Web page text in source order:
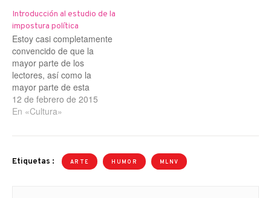
jocoserio. ¿Se han
preguntado ustedes alguna
vez por qué se…
Introducción al estudio de la
impostura política
Estoy casi completamente
convencido de que la
mayor parte de los
lectores, así como la
mayor parte de esta
sociedad, entiende que los
políticos son "todos" unos
a "todos" piensan -sobre
todo- en aquellos que
12 de febrero de 2015
En «Cultura»
Etiquetas : ARTE HUMOR MLNV